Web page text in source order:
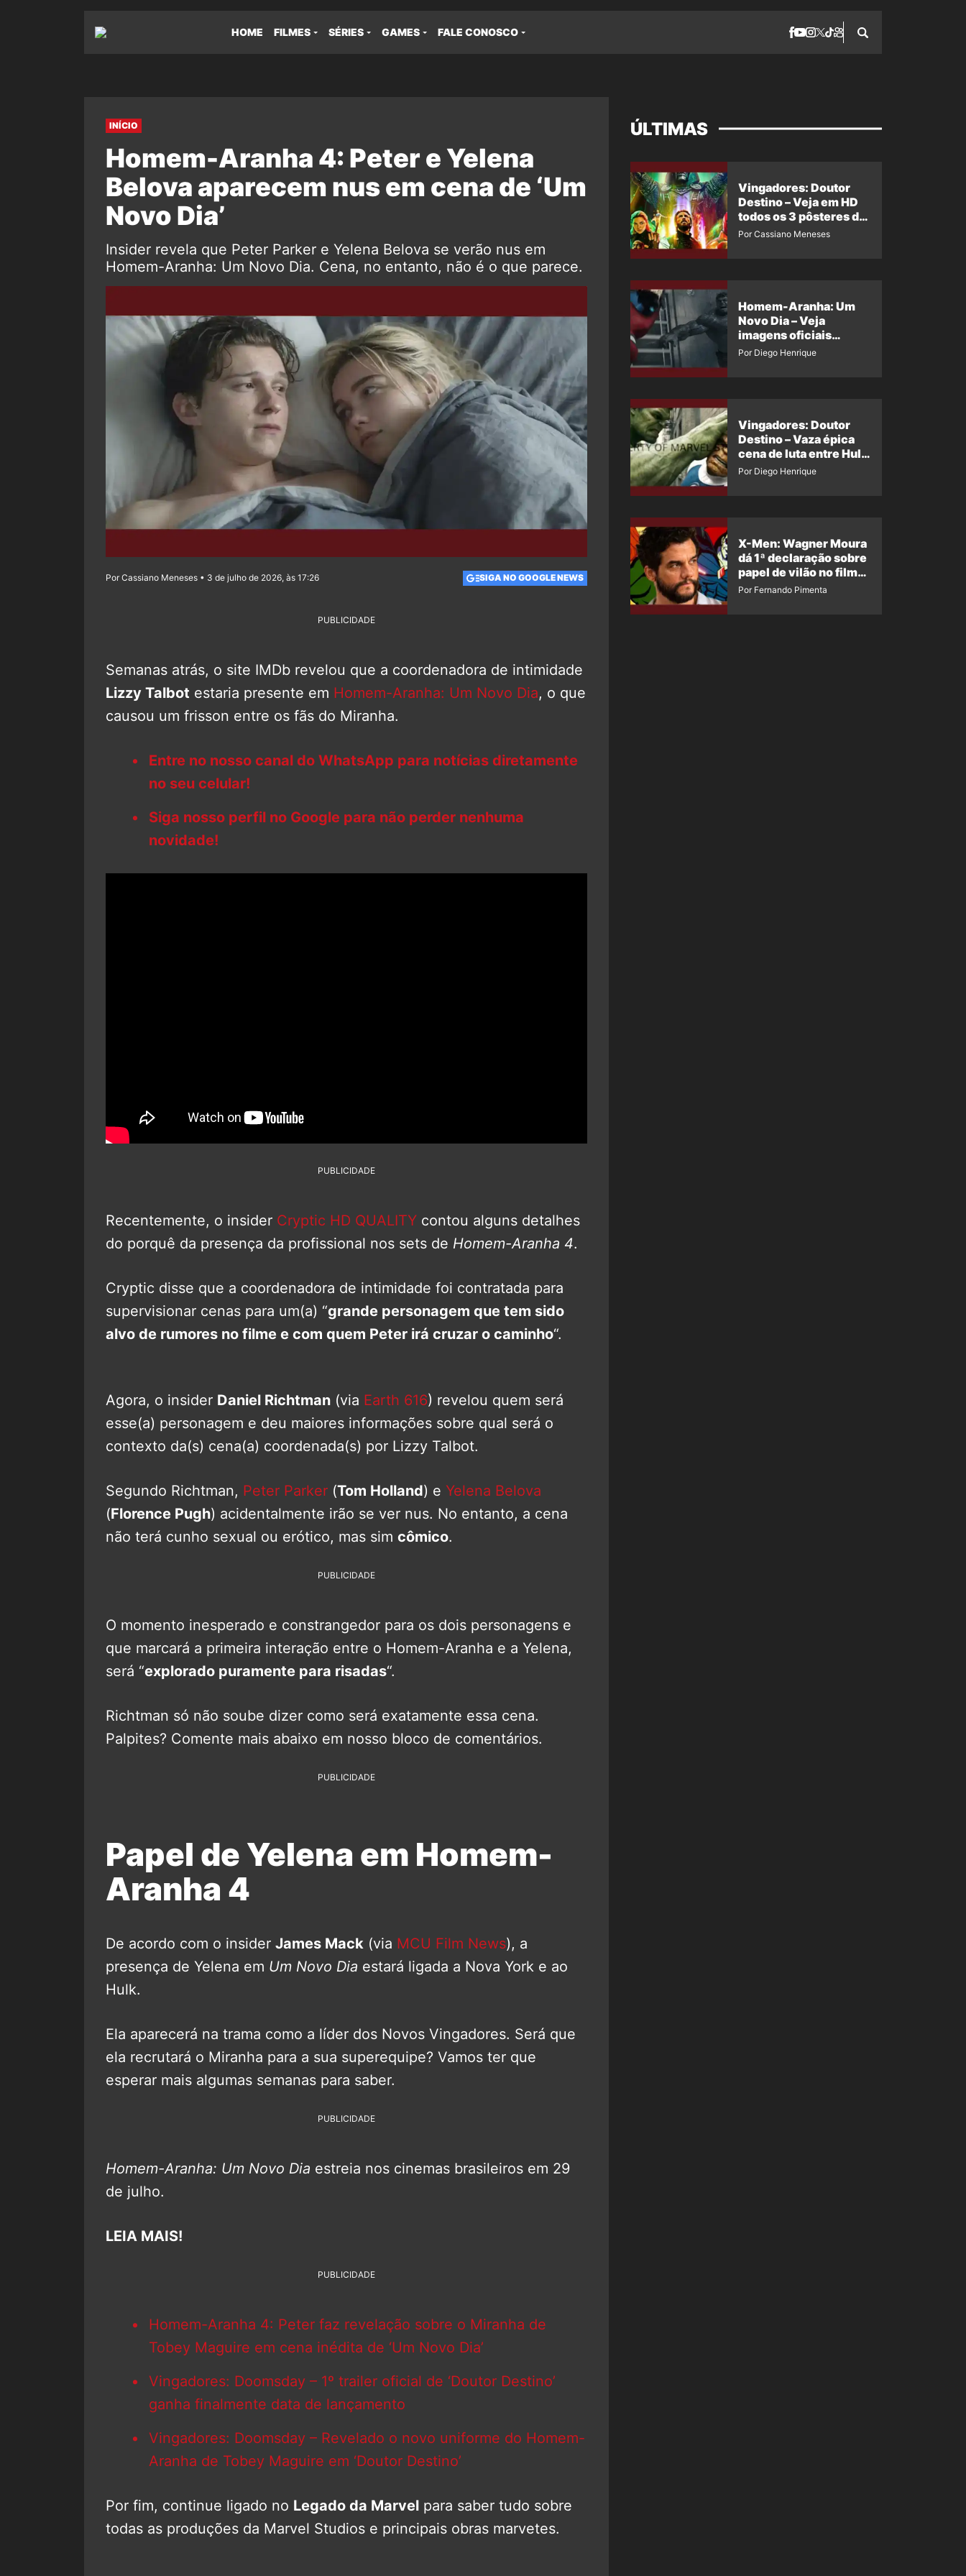
HOME FILMES SÉRIES GAMES FALE CONOSCO
INÍCIO
Homem-Aranha 4: Peter e Yelena
Belova aparecem nus em cena de ‘Um
Novo Dia’
Insider revela que Peter Parker e Yelena Belova se verão nus em
Homem-Aranha: Um Novo Dia. Cena, no entanto, não é o que parece.
Por Cassiano Meneses • 3 de julho de 2026, às 17:26 SIGA NO GOOGLE NEWS
PUBLICIDADE
Semanas atrás, o site IMDb revelou que a coordenadora de intimidade
Lizzy Talbot estaria presente em Homem-Aranha: Um Novo Dia, o que
causou um frisson entre os fãs do Miranha.
Entre no nosso canal do WhatsApp para notícias diretamente
no seu celular!
Siga nosso perfil no Google para não perder nenhuma
novidade!
PUBLICIDADE
Recentemente, o insider Cryptic HD QUALITY contou alguns detalhes
do porquê da presença da profissional nos sets de Homem-Aranha 4.
Cryptic disse que a coordenadora de intimidade foi contratada para
supervisionar cenas para um(a) “grande personagem que tem sido
alvo de rumores no filme e com quem Peter irá cruzar o caminho“.
Agora, o insider Daniel Richtman (via Earth 616) revelou quem será
esse(a) personagem e deu maiores informações sobre qual será o
contexto da(s) cena(a) coordenada(s) por Lizzy Talbot.
Segundo Richtman, Peter Parker (Tom Holland) e Yelena Belova
(Florence Pugh) acidentalmente irão se ver nus. No entanto, a cena
não terá cunho sexual ou erótico, mas sim cômico.
PUBLICIDADE
O momento inesperado e constrangedor para os dois personagens e
que marcará a primeira interação entre o Homem-Aranha e a Yelena,
será “explorado puramente para risadas“.
Richtman só não soube dizer como será exatamente essa cena.
Palpites? Comente mais abaixo em nosso bloco de comentários.
PUBLICIDADE
Papel de Yelena em Homem-
Aranha 4
De acordo com o insider James Mack (via MCU Film News), a
presença de Yelena em Um Novo Dia estará ligada a Nova York e ao
Hulk.
Ela aparecerá na trama como a líder dos Novos Vingadores. Será que
ela recrutará o Miranha para a sua superequipe? Vamos ter que
esperar mais algumas semanas para saber.
PUBLICIDADE
Homem-Aranha: Um Novo Dia estreia nos cinemas brasileiros em 29
de julho.
LEIA MAIS!
PUBLICIDADE
Homem-Aranha 4: Peter faz revelação sobre o Miranha de
Tobey Maguire em cena inédita de ‘Um Novo Dia’
Vingadores: Doomsday – 1º trailer oficial de ‘Doutor Destino’
ganha finalmente data de lançamento
Vingadores: Doomsday – Revelado o novo uniforme do Homem-
Aranha de Tobey Maguire em ‘Doutor Destino’
Por fim, continue ligado no Legado da Marvel para saber tudo sobre
todas as produções da Marvel Studios e principais obras marvetes.
ÚLTIMAS
Vingadores: Doutor
Destino – Veja em HD
todos os 3 pôsteres de
‘Doomsday’ + 1 imagem
Por Cassiano Meneses
Homem-Aranha: Um
Novo Dia – Veja
imagens oficiais
descartadas do Hulk
Por Diego Henrique
Vingadores: Doutor
Destino – Vaza épica
cena de luta entre Hulk
e o Coisa
Por Diego Henrique
X-Men: Wagner Moura
dá 1ª declaração sobre
papel de vilão no filme
da Marvel
Por Fernando Pimenta